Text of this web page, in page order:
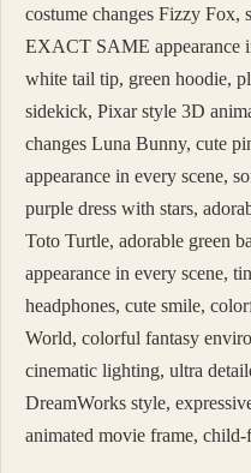
costume changes Fizzy Fox,
EXACT SAME appearance
white tail tip, green hoodie,
sidekick, Pixar style 3D
changes Luna Bunny, cute
appearance in every scene,
purple dress with stars,
Toto Turtle, adorable green
appearance in every scene,
headphones, cute smile,
World, colorful fantasy
cinematic lighting, ultra
DreamWorks style,
animated movie frame,